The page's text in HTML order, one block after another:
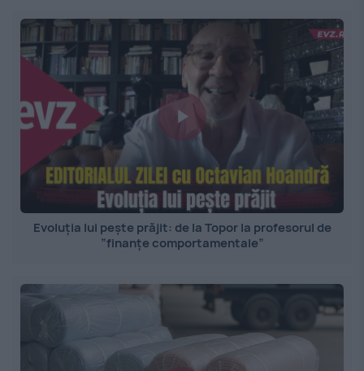
Evoluția lui pește prăjit: de la Topor la profesorul de
”finanțe comportamentale”